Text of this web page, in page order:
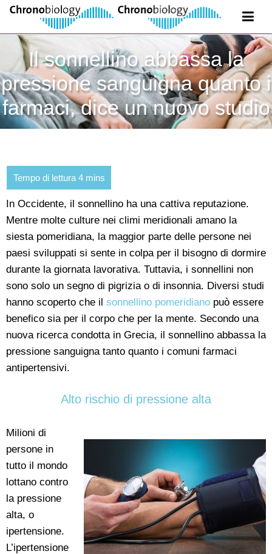
Il sonnellino abbassa la
pressione sanguigna quanto i
farmaci, dice un nuovo studio
In Occidente, il sonnellino ha una cattiva reputazione.
Mentre molte culture nei climi meridionali amano la
siesta pomeridiana, la maggior parte delle persone nei
paesi sviluppati si sente in colpa per il bisogno di dormire
durante la giornata lavorativa. Tuttavia, i sonnellini non
sono solo un segno di pigrizia o di insonnia. Diversi studi
hanno scoperto che il sonnellino pomeridiano può essere
benefico sia per il corpo che per la mente. Secondo una
nuova ricerca condotta in Grecia, il sonnellino abbassa la
pressione sanguigna tanto quanto i comuni farmaci
antipertensivi.
Alto rischio di pressione alta
Milioni di
persone in
tutto il mondo
lottano contro
la pressione
alta, o
ipertensione.
L’ipertensione